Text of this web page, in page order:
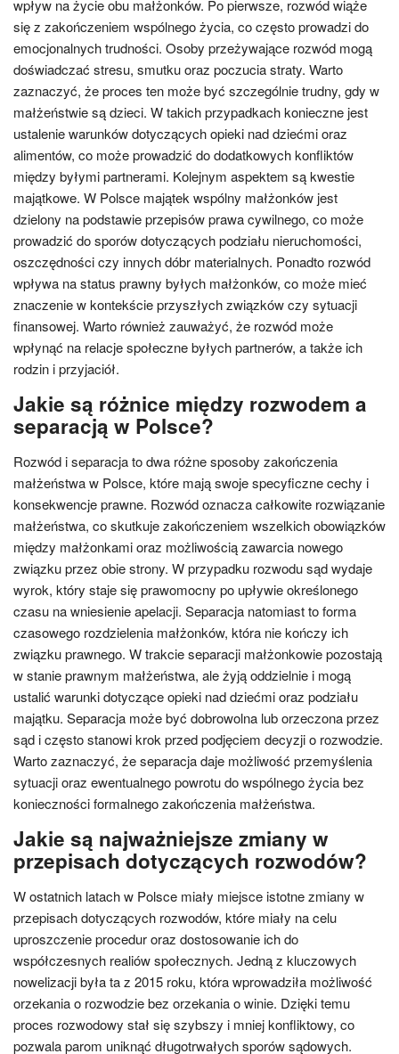
wpływ na życie obu małżonków. Po pierwsze, rozwód wiąże
się z zakończeniem wspólnego życia, co często prowadzi do
emocjonalnych trudności. Osoby przeżywające rozwód mogą
doświadczać stresu, smutku oraz poczucia straty. Warto
zaznaczyć, że proces ten może być szczególnie trudny, gdy w
małżeństwie są dzieci. W takich przypadkach konieczne jest
ustalenie warunków dotyczących opieki nad dziećmi oraz
alimentów, co może prowadzić do dodatkowych konfliktów
między byłymi partnerami. Kolejnym aspektem są kwestie
majątkowe. W Polsce majątek wspólny małżonków jest
dzielony na podstawie przepisów prawa cywilnego, co może
prowadzić do sporów dotyczących podziału nieruchomości,
oszczędności czy innych dóbr materialnych. Ponadto rozwód
wpływa na status prawny byłych małżonków, co może mieć
znaczenie w kontekście przyszłych związków czy sytuacji
finansowej. Warto również zauważyć, że rozwód może
wpłynąć na relacje społeczne byłych partnerów, a także ich
rodzin i przyjaciół.
Jakie są różnice między rozwodem a
separacją w Polsce?
Rozwód i separacja to dwa różne sposoby zakończenia
małżeństwa w Polsce, które mają swoje specyficzne cechy i
konsekwencje prawne. Rozwód oznacza całkowite rozwiązanie
małżeństwa, co skutkuje zakończeniem wszelkich obowiązków
między małżonkami oraz możliwością zawarcia nowego
związku przez obie strony. W przypadku rozwodu sąd wydaje
wyrok, który staje się prawomocny po upływie określonego
czasu na wniesienie apelacji. Separacja natomiast to forma
czasowego rozdzielenia małżonków, która nie kończy ich
związku prawnego. W trakcie separacji małżonkowie pozostają
w stanie prawnym małżeństwa, ale żyją oddzielnie i mogą
ustalić warunki dotyczące opieki nad dziećmi oraz podziału
majątku. Separacja może być dobrowolna lub orzeczona przez
sąd i często stanowi krok przed podjęciem decyzji o rozwodzie.
Warto zaznaczyć, że separacja daje możliwość przemyślenia
sytuacji oraz ewentualnego powrotu do wspólnego życia bez
konieczności formalnego zakończenia małżeństwa.
Jakie są najważniejsze zmiany w
przepisach dotyczących rozwodów?
W ostatnich latach w Polsce miały miejsce istotne zmiany w
przepisach dotyczących rozwodów, które miały na celu
uproszczenie procedur oraz dostosowanie ich do
współczesnych realiów społecznych. Jedną z kluczowych
nowelizacji była ta z 2015 roku, która wprowadziła możliwość
orzekania o rozwodzie bez orzekania o winie. Dzięki temu
proces rozwodowy stał się szybszy i mniej konfliktowy, co
pozwala parom uniknąć długotrwałych sporów sądowych.